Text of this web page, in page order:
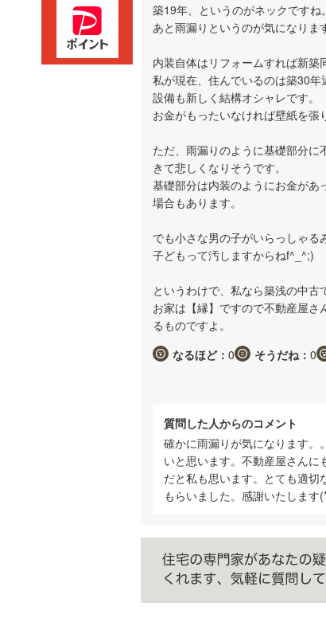
築19年、というのがネックですね。
あと雨漏りというのが気になります
内装自体はリフォームすれば新築
私が現在、住んでいるのは築30
設備も新しく結構オシャレです。
お金がもったいなければ壁紙を
ただ、雨漏りのように基礎部分
きて悲しくなりそうです。
基礎部分は内装のようにお金があ
場合もあります。
でも小さな男の子がいらっしゃる
子どもって汚しますからねf^_^;)
というわけで、私なら築浅の中古
お家は【縁】ですので不動産屋さ
るものですよ。
なるほど： 0 そうだね： 0
質問した人からのコメント
確かに雨漏りが気になります。
いと思います。不動産屋さん
だと私も思います。とても適
もらいました。感謝いたします